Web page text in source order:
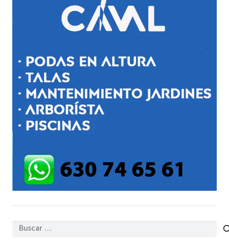
Buscar: